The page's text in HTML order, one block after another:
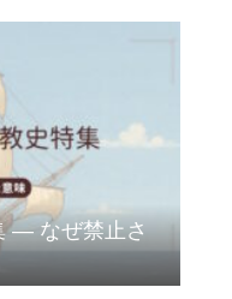
― なぜ禁止さ